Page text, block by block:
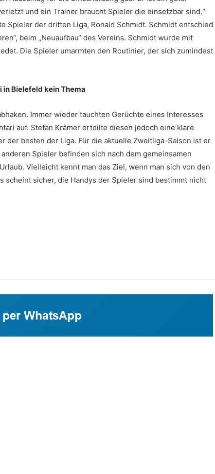
und ein Trainer braucht Spieler die einsetzbar sind.“
Spieler der dritten Liga, Ronald Schmidt. Schmidt entschied
beim „Neuaufbau“ des Vereins. Schmidt wurde mit
Die Spieler umarmten den Routinier, der sich zumindest
in Bielefeld kein Thema
Immer wieder tauchten Gerüchte eines Interesses
auf. Stefan Krämer erteilte diesen jedoch eine klare
der besten der Liga. Für die aktuelle Zweitliga-Saison ist er
Spieler befinden sich nach dem gemeinsamen
Vielleicht kennt man das Ziel, wenn man sich von den
scheint sicher, die Handys der Spieler sind bestimmt nicht